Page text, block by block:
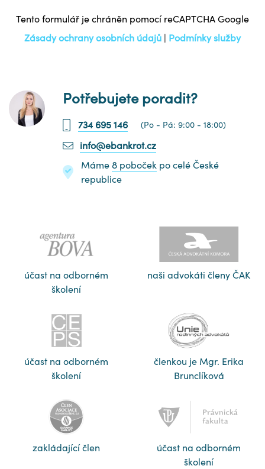
Tento formulář je chráněn pomocí reCAPTCHA Google
Zásady ochrany osobních údajů | Podmínky služby
Potřebujete poradit?
734 695 146 (Po - Pá: 9:00 - 18:00)
info@ebankrot.cz
Máme8 poboček po celé České
republice
účast na odborném
školení
naši advokáti členy ČAK
účast na odborném
školení
členkou je Mgr. Erika
Brunclíková
zakládající člen
účast na odborném
školení